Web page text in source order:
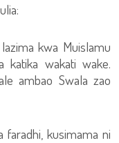
kwa Muislamu
katika wakati wake.
ambao Swala zao
faradhi, kusimama ni